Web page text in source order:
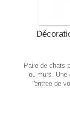
Paire de chats
ou murs. Une
l'entrée de